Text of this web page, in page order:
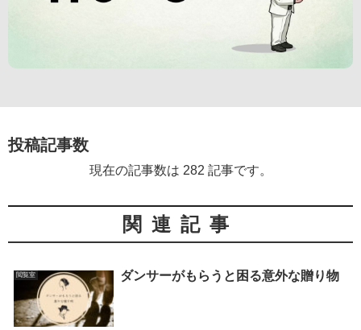
投稿記事数
現在の記事数は 282 記事です。
関連記事
閲覧室 ダンサーがもらうと困る意外な贈り物